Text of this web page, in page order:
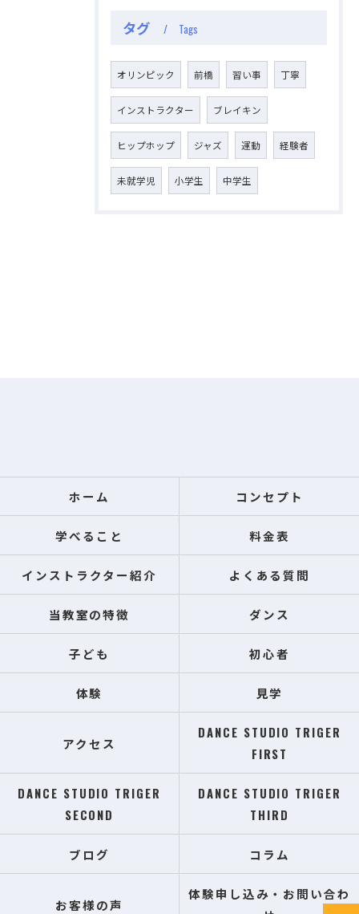
タグ Tags
オリンピック 前橋 習い事 丁寧
インストラクター ブレイキン
ヒップホップ ジャズ 運動 経験者
未就学児 小学生 中学生
ホーム コンセプト
学べること 料金表
インストラクター紹介 よくある質問
当教室の特徴 ダンス
子ども 初心者
体験 見学
アクセス
DANCE STUDIO TRIGER
FIRST
DANCE STUDIO TRIGER
SECOND
DANCE STUDIO TRIGER
THIRD
ブログ コラム
お客様の声
体験申し込み・お問い合わ